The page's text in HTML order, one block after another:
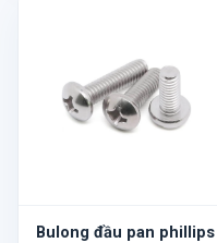
Bulong đầu pan phillips